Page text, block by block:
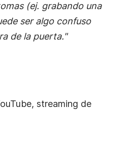
(ej. grabando una
ser algo confuso
de la puerta."
streaming de